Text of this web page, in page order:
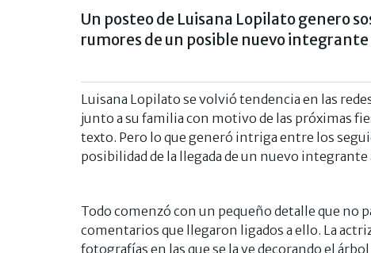
Un posteo de Luisana Lopilato genero
rumores de un posible nuevo
Luisana Lopilato se volvió tendencia en las
junto a su familia con motivo de las próximas
texto. Pero lo que generó intriga entre los
posibilidad de la llegada de un nuevo integrante
Todo comenzó con un pequeño detalle que no
comentarios que llegaron ligados a ello. La
fotografías en las que se la ve decorando el